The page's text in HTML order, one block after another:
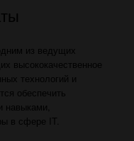
из ведущих
высококачественное
технологий и
обеспечить
навыками,
в сфере IT.